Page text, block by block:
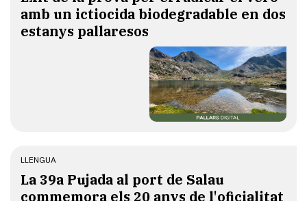
amb un ictiocida biodegradable en dos
estanys pallaresos
LLENGUA
​La 39a Pujada al port de Salau
commemora els 20 anys de l'oficialitat